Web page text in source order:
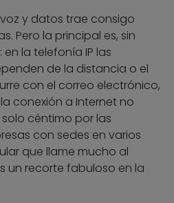
y datos trae consigo
Pero la principal es, sin
la telefonía IP las
de la distancia o el
con el correo electrónico,
conexión a Internet no
céntimo por las
con sedes en varios
que llame mucho al
un recorte fabuloso en la